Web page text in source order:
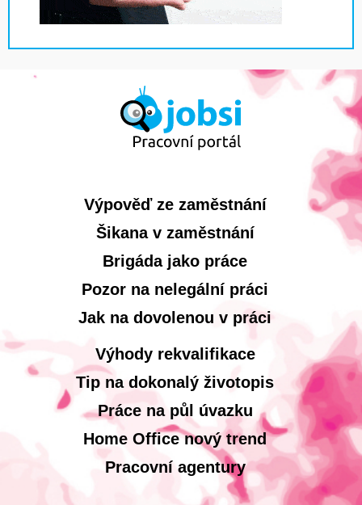
Výpověď ze zaměstnání
Šikana v zaměstnání
Brigáda jako práce
Pozor na nelegální práci
Jak na dovolenou v práci
Výhody rekvalifikace
Tip na dokonalý životopis
Práce na půl úvazku
Home Office nový trend
Pracovní agentury